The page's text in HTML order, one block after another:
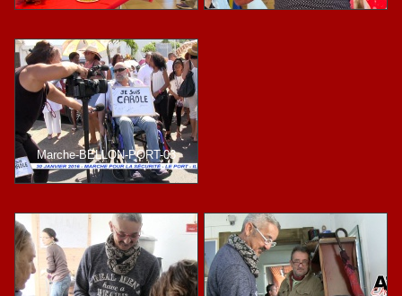
Marche-BELLON-PORT-03